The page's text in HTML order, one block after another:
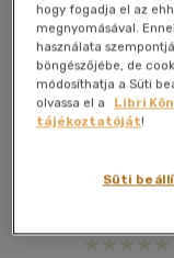
Tollvonások
Fülöp G.
hogy fogadja el az
megnyomásával.
használata
böngészőjébe, de
módosíthatja a Süti
olvassa el a
Libri
tájékoztatóját!
Süti